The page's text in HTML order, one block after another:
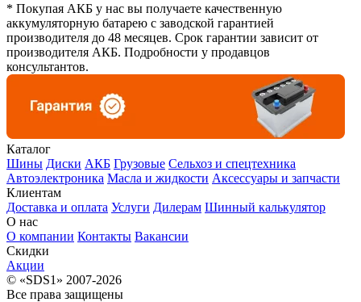
* Покупая АКБ у нас вы получаете качественную
аккумуляторную батарею с заводской гарантией
производителя до 48 месяцев. Срок гарантии зависит от
производителя АКБ. Подробности у продавцов
консультантов.
Каталог
Шины Диски АКБ Грузовые Сельхоз и спецтехника
Автоэлектроника Масла и жидкости Аксессуары и запчасти
Клиентам
Доставка и оплата Услуги Дилерам Шинный калькулятор
О нас
О компании Контакты Вакансии
Скидки
Акции
© «SDS1» 2007-2026
Все права защищены